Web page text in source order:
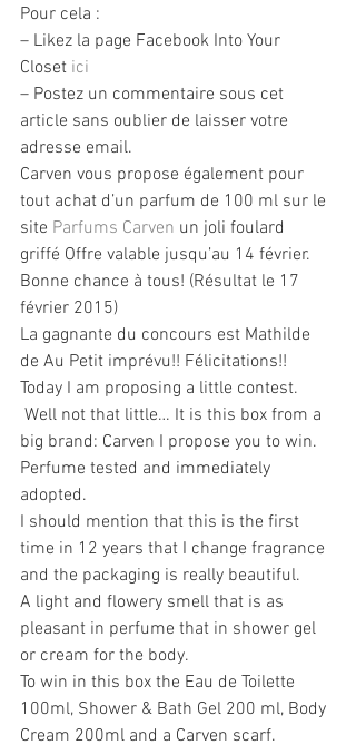
Pour cela :
– Likez la page Facebook Into Your
Closet ici
– Postez un commentaire sous cet
article sans oublier de laisser votre
adresse email.
Carven vous propose également pour
tout achat d’un parfum de 100 ml sur le
site Parfums Carven un joli foulard
griffé Offre valable jusqu’au 14 février.
Bonne chance à tous! (Résultat le 17
février 2015)
La gagnante du concours est Mathilde
de Au Petit imprévu!! Félicitations!!
Today I am proposing a little contest.
Well not that little… It is this box from a
big brand: Carven I propose you to win.
Perfume tested and immediately
adopted.
I should mention that this is the first
time in 12 years that I change fragrance
and the packaging is really beautiful.
A light and flowery smell that is as
pleasant in perfume that in shower gel
or cream for the body.
To win in this box the Eau de Toilette
100ml, Shower & Bath Gel 200 ml, Body
Cream 200ml and a Carven scarf.